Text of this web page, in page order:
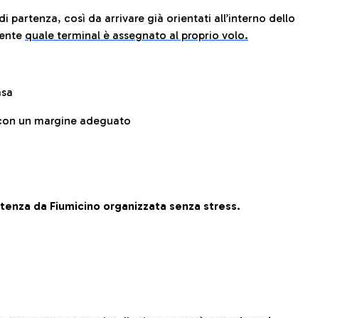
partenza, così da arrivare già orientati all’interno dello
quale terminal è assegnato al proprio volo.
un margine adeguato
da Fiumicino organizzata senza stress.